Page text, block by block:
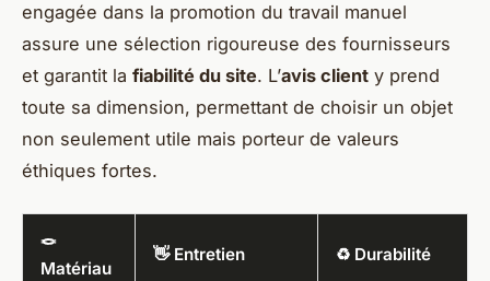
engagée dans la promotion du travail manuel
assure une sélection rigoureuse des fournisseurs
et garantit la fiabilité du site. L’avis client y prend
toute sa dimension, permettant de choisir un objet
non seulement utile mais porteur de valeurs
éthiques fortes.
🪢
Matériau
👋 Entretien ♻️ Durabilité